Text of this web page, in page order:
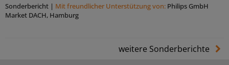
Sonderbericht | Mit freundlicher Unterstützung von: Philips GmbH
Market DACH, Hamburg
weitere Sonderberichte